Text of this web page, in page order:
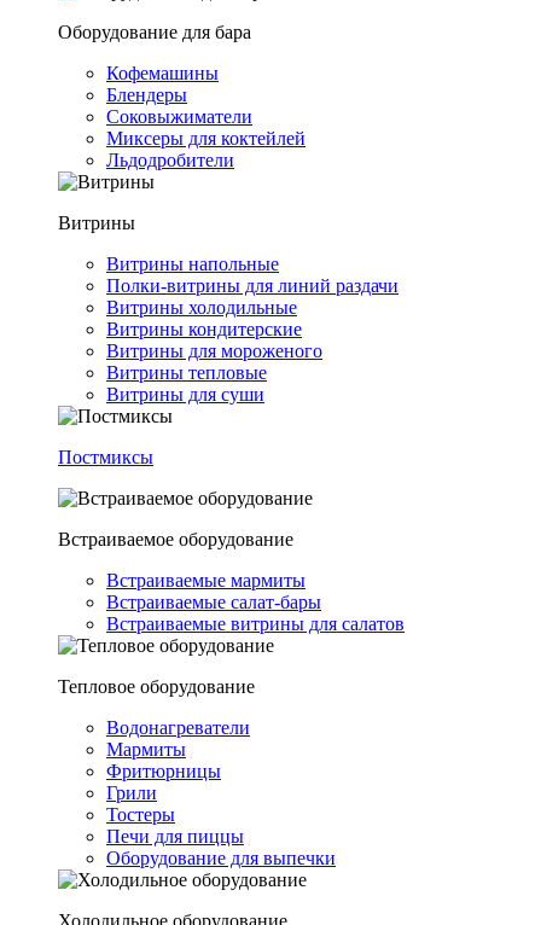
Оборудование для бара
Кофемашины
Блендеры
Соковыжиматели
Миксеры для коктейлей
Льдодробители
Витрины
Витрины напольные
Полки-витрины для линий раздачи
Витрины холодильные
Витрины кондитерские
Витрины для мороженого
Витрины тепловые
Витрины для суши
Постмиксы
Встраиваемое оборудование
Встраиваемые мармиты
Встраиваемые салат-бары
Встраиваемые витрины для салатов
Тепловое оборудование
Водонагреватели
Мармиты
Фритюрницы
Грили
Тостеры
Печи для пиццы
Оборудование для выпечки
Холодильное оборудование